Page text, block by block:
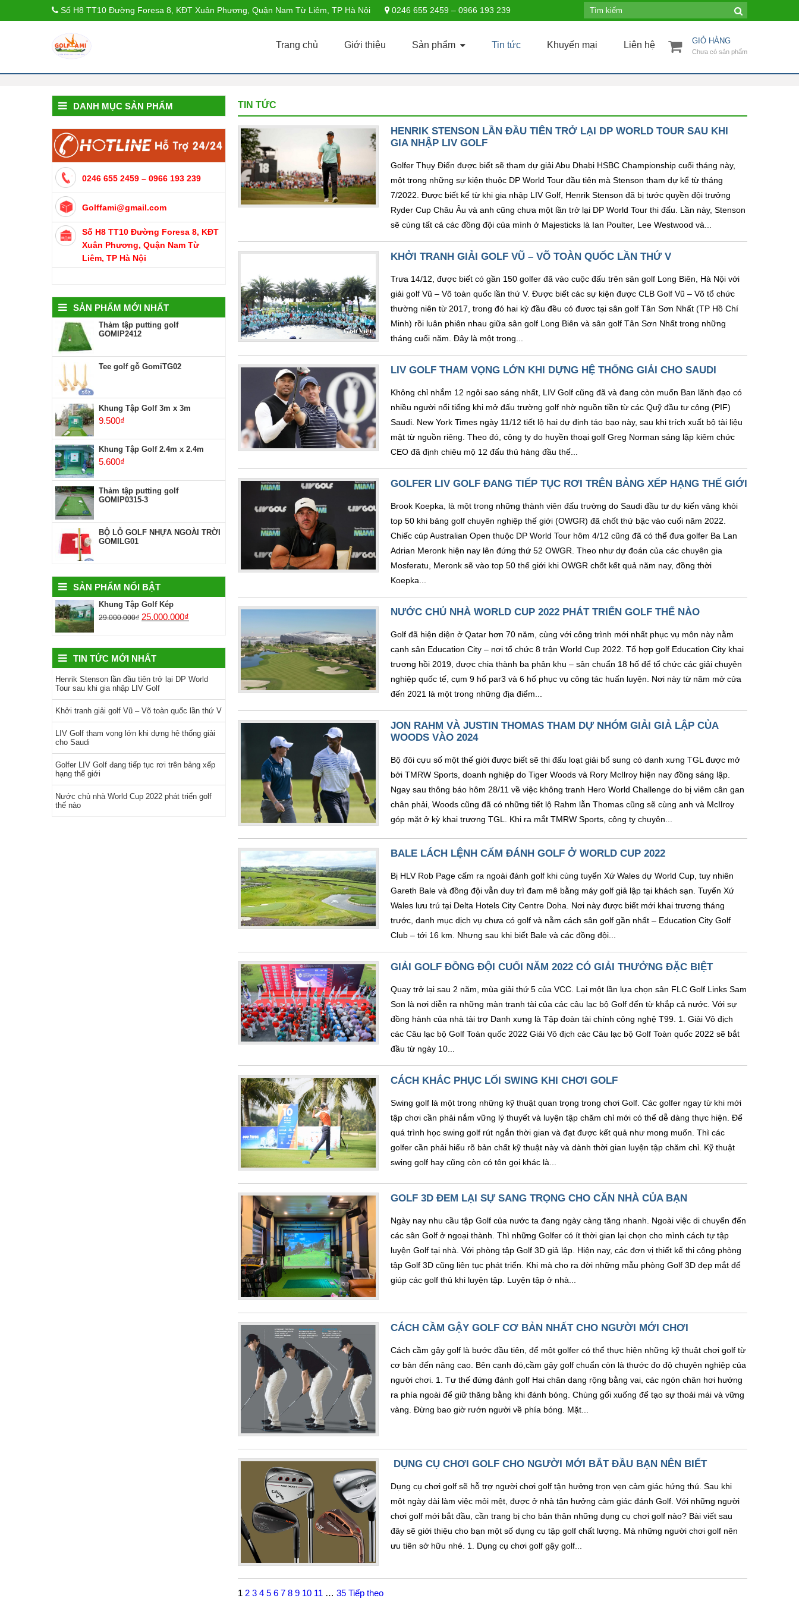
Số H8 TT10 Đường Foresa 8, KĐT Xuân Phương, Quận Nam Từ Liêm, TP Hà Nội 0246 655 2459 – 0966 193 239
Trang chủ Giới thiệu Sản phẩm Tin tức Khuyến mại Liên hệ GIỎ HÀNG
Chưa có sản phẩm
TIN TỨC
HENRIK STENSON LẦN ĐẦU TIÊN TRỞ LẠI DP WORLD TOUR SAU KHI
GIA NHẬP LIV GOLF
Golfer Thụy Điển được biết sẽ tham dự giải Abu Dhabi HSBC Championship cuối tháng này,
một trong những sự kiện thuộc DP World Tour đầu tiên mà Stenson tham dự kể từ tháng
7/2022. Được biết kể từ khi gia nhập LIV Golf, Henrik Stenson đã bị tước quyền đội trưởng
Ryder Cup Châu Âu và anh cũng chưa một lần trở lại DP World Tour thi đấu. Lần này, Stenson
sẽ cùng tất cả các đồng đội của mình ở Majesticks là Ian Poulter, Lee Westwood và...
KHỞI TRANH GIẢI GOLF VŨ – VÕ TOÀN QUỐC LẦN THỨ V
Trưa 14/12, được biết có gần 150 golfer đã vào cuộc đấu trên sân golf Long Biên, Hà Nội với
giải golf Vũ – Võ toàn quốc lần thứ V. Được biết các sự kiện được CLB Golf Vũ – Võ tổ chức
thường niên từ 2017, trong đó hai kỳ đầu đều có đươc tại sân golf Tân Sơn Nhất (TP Hồ Chí
Minh) rồi luân phiên nhau giữa sân golf Long Biên và sân golf Tân Sơn Nhất trong những
tháng cuối năm. Đây là một trong...
LIV GOLF THAM VỌNG LỚN KHI DỰNG HỆ THỐNG GIẢI CHO SAUDI
Không chỉ nhắm 12 ngôi sao sáng nhất, LIV Golf cũng đã và đang còn muốn Ban lãnh đạo có
nhiều người nổi tiếng khi mở đấu trường golf nhờ nguồn tiền từ các Quỹ đầu tư công (PIF)
Saudi. New York Times ngày 11/12 tiết lộ hai dự định táo bạo này, sau khi trích xuất bộ tài liệu
mật từ nguồn riêng. Theo đó, công ty do huyền thoại golf Greg Norman sáng lập kiêm chức
CEO đã định chiêu mộ 12 đấu thủ hàng đầu thế...
GOLFER LIV GOLF ĐANG TIẾP TỤC RƠI TRÊN BẢNG XẾP HẠNG THẾ GIỚI
Brook Koepka, là một trong những thành viên đấu trường do Saudi đầu tư dự kiến văng khỏi
top 50 khi bảng golf chuyên nghiệp thế giới (OWGR) đã chốt thứ bậc vào cuối năm 2022.
Chiếc cúp Australian Open thuộc DP World Tour hôm 4/12 cũng đã có thể đưa golfer Ba Lan
Adrian Meronk hiện nay lên đứng thứ 52 OWGR. Theo như dự đoán của các chuyên gia
Mosferatu, Meronk sẽ vào top 50 thế giới khi OWGR chốt kết quả năm nay, đồng thời
Koepka...
NƯỚC CHỦ NHÀ WORLD CUP 2022 PHÁT TRIỂN GOLF THẾ NÀO
Golf đã hiện diện ở Qatar hơn 70 năm, cùng với công trình mới nhất phục vụ môn này nằm
cạnh sân Education City – nơi tổ chức 8 trận World Cup 2022. Tổ hợp golf Education City khai
trương hồi 2019, được chia thành ba phân khu – sân chuẩn 18 hố để tổ chức các giải chuyên
nghiệp quốc tế, cụm 9 hố par3 và 6 hố phục vụ công tác huấn luyện. Nơi này từ năm mở cửa
đến 2021 là một trong những địa điểm...
JON RAHM VÀ JUSTIN THOMAS THAM DỰ NHÓM GIẢI GIẢ LẬP CỦA
WOODS VÀO 2024
Bộ đôi cựu số một thế giới được biết sẽ thi đấu loạt giải bổ sung có danh xưng TGL được mở
bởi TMRW Sports, doanh nghiệp do Tiger Woods và Rory McIlroy hiện nay đồng sáng lập.
Ngay sau thông báo hôm 28/11 về việc không tranh Hero World Challenge do bị viêm cân gan
chân phải, Woods cũng đã có những tiết lộ Rahm lẫn Thomas cũng sẽ cùng anh và McIlroy
góp mặt ở kỳ khai trương TGL. Khi ra mắt TMRW Sports, công ty chuyên...
BALE LÁCH LỆNH CẤM ĐÁNH GOLF Ở WORLD CUP 2022
Bị HLV Rob Page cấm ra ngoài đánh golf khi cùng tuyển Xứ Wales dự World Cup, tuy nhiên
Gareth Bale và đồng đội vẫn duy trì đam mê bằng máy golf giả lập tại khách sạn. Tuyển Xứ
Wales lưu trú tại Delta Hotels City Centre Doha. Nơi này được biết mới khai trương tháng
trước, danh mục dịch vụ chưa có golf và nằm cách sân golf gần nhất – Education City Golf
Club – tới 16 km. Nhưng sau khi biết Bale và các đồng đội...
GIẢI GOLF ĐỒNG ĐỘI CUỐI NĂM 2022 CÓ GIẢI THƯỞNG ĐẶC BIỆT
Quay trở lại sau 2 năm, mùa giải thứ 5 của VCC. Lại một lần lựa chọn sân FLC Golf Links Sam
Son là nơi diễn ra những màn tranh tài của các câu lạc bộ Golf đến từ khắp cả nước. Với sự
đồng hành của nhà tài trợ Danh xưng là Tập đoàn tài chính công nghệ T99. 1. Giải Vô địch
các Câu lạc bộ Golf Toàn quốc 2022 Giải Vô địch các Câu lạc bộ Golf Toàn quốc 2022 sẽ bắt
đầu từ ngày 10...
CÁCH KHẮC PHỤC LỐI SWING KHI CHƠI GOLF
Swing golf là một trong những kỹ thuật quan trọng trong chơi Golf. Các golfer ngay từ khi mới
tập chơi cần phải nắm vững lý thuyết và luyện tập chăm chỉ mới có thể dễ dàng thực hiện. Để
quá trình học swing golf rút ngắn thời gian và đạt được kết quả như mong muốn. Thì các
golfer cần phải hiểu rõ bản chất kỹ thuật này và dành thời gian luyện tập chăm chỉ. Kỹ thuật
swing golf hay cũng còn có tên gọi khác là...
GOLF 3D ĐEM LẠI SỰ SANG TRỌNG CHO CĂN NHÀ CỦA BẠN
Ngày nay nhu cầu tập Golf của nước ta đang ngày càng tăng nhanh. Ngoài việc di chuyển đến
các sân Golf ở ngoại thành. Thì những Golfer có ít thời gian lại chọn cho mình cách tự tập
luyện Golf tại nhà. Với phòng tập Golf 3D giả lập. Hiện nay, các đơn vị thiết kế thi công phòng
tập Golf 3D cũng liên tục phát triển. Khi mà cho ra đời những mẫu phòng Golf 3D đẹp mắt để
giúp các golf thủ khi luyện tập. Luyện tập ở nhà...
CÁCH CẦM GẬY GOLF CƠ BẢN NHẤT CHO NGƯỜI MỚI CHƠI
Cách cầm gậy golf là bước đầu tiên, để một golfer có thể thực hiện những kỹ thuật chơi golf từ
cơ bản đến nâng cao. Bên cạnh đó,cầm gậy golf chuẩn còn là thước đo độ chuyên nghiệp của
người chơi. 1. Tư thế đứng đánh golf Hai chân dang rộng bằng vai, các ngón chân hơi hướng
ra phía ngoài để giữ thăng bằng khi đánh bóng. Chùng gối xuống để tạo sự thoải mái và vững
vàng. Đừng bao giờ rướn người về phía bóng. Mặt...
DỤNG CỤ CHƠI GOLF CHO NGƯỜI MỚI BẮT ĐẦU BẠN NÊN BIẾT
Dụng cụ chơi golf sẽ hỗ trợ người chơi golf tận hưởng trọn vẹn cảm giác hứng thú. Sau khi
một ngày dài làm việc mỏi mệt, được ở nhà tận hưởng cảm giác đánh Golf. Với những người
chơi golf mới bắt đầu, cần trang bị cho bản thân những dụng cụ chơi golf nào? Bài viết sau
đây sẽ giới thiệu cho bạn một số dụng cụ tập golf chất lượng. Mà những người chơi golf nên
ưu tiên sở hữu nhé. 1. Dụng cụ chơi golf gậy golf...
1 2 3 4 5 6 7 8 9 10 11 … 35 Tiếp theo
DANH MỤC SẢN PHẨM
0246 655 2459 – 0966 193 239
Golffami@gmail.com
Số H8 TT10 Đường Foresa 8, KĐT
Xuân Phương, Quận Nam Từ
Liêm, TP Hà Nội
SẢN PHẨM MỚI NHẤT
Thảm tập putting golf
GOMIP2412
Tee golf gỗ GomiTG02
Khung Tập Golf 3m x 3m
9.500₫
Khung Tập Golf 2.4m x 2.4m
5.600₫
Thảm tập putting golf
GOMIP0315-3
BỘ LỖ GOLF NHỰA NGOÀI TRỜI
GOMILG01
SẢN PHẨM NỔI BẬT
Khung Tập Golf Kép
29.000.000₫ 25.000.000₫
TIN TỨC MỚI NHẤT
Henrik Stenson lần đầu tiên trở lại DP World
Tour sau khi gia nhập LIV Golf
Khởi tranh giải golf Vũ – Võ toàn quốc lần thứ V
LIV Golf tham vọng lớn khi dựng hệ thống giải
cho Saudi
Golfer LIV Golf đang tiếp tục rơi trên bảng xếp
hạng thế giới
Nước chủ nhà World Cup 2022 phát triển golf
thế nào